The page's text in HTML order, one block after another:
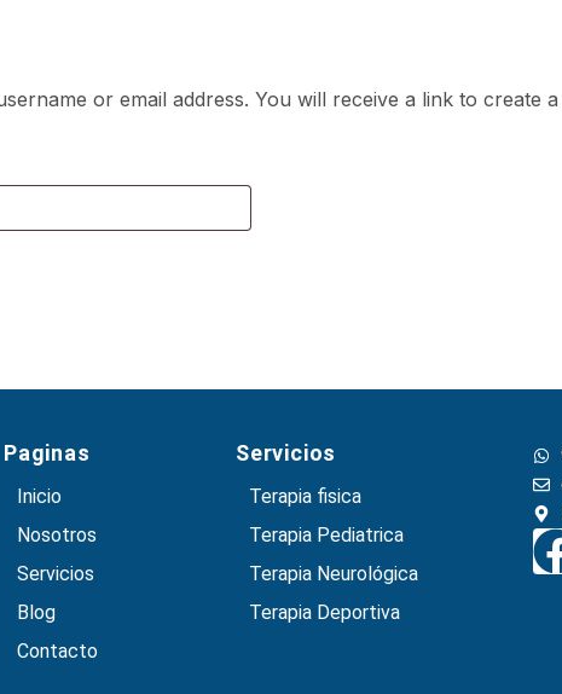
or email address. You will receive a link to create
Paginas
Inicio
Nosotros
Servicios
Blog
Contacto
Servicios
Terapia fisica
Terapia Pediatrica
Terapia Neurológica
Terapia Deportiva